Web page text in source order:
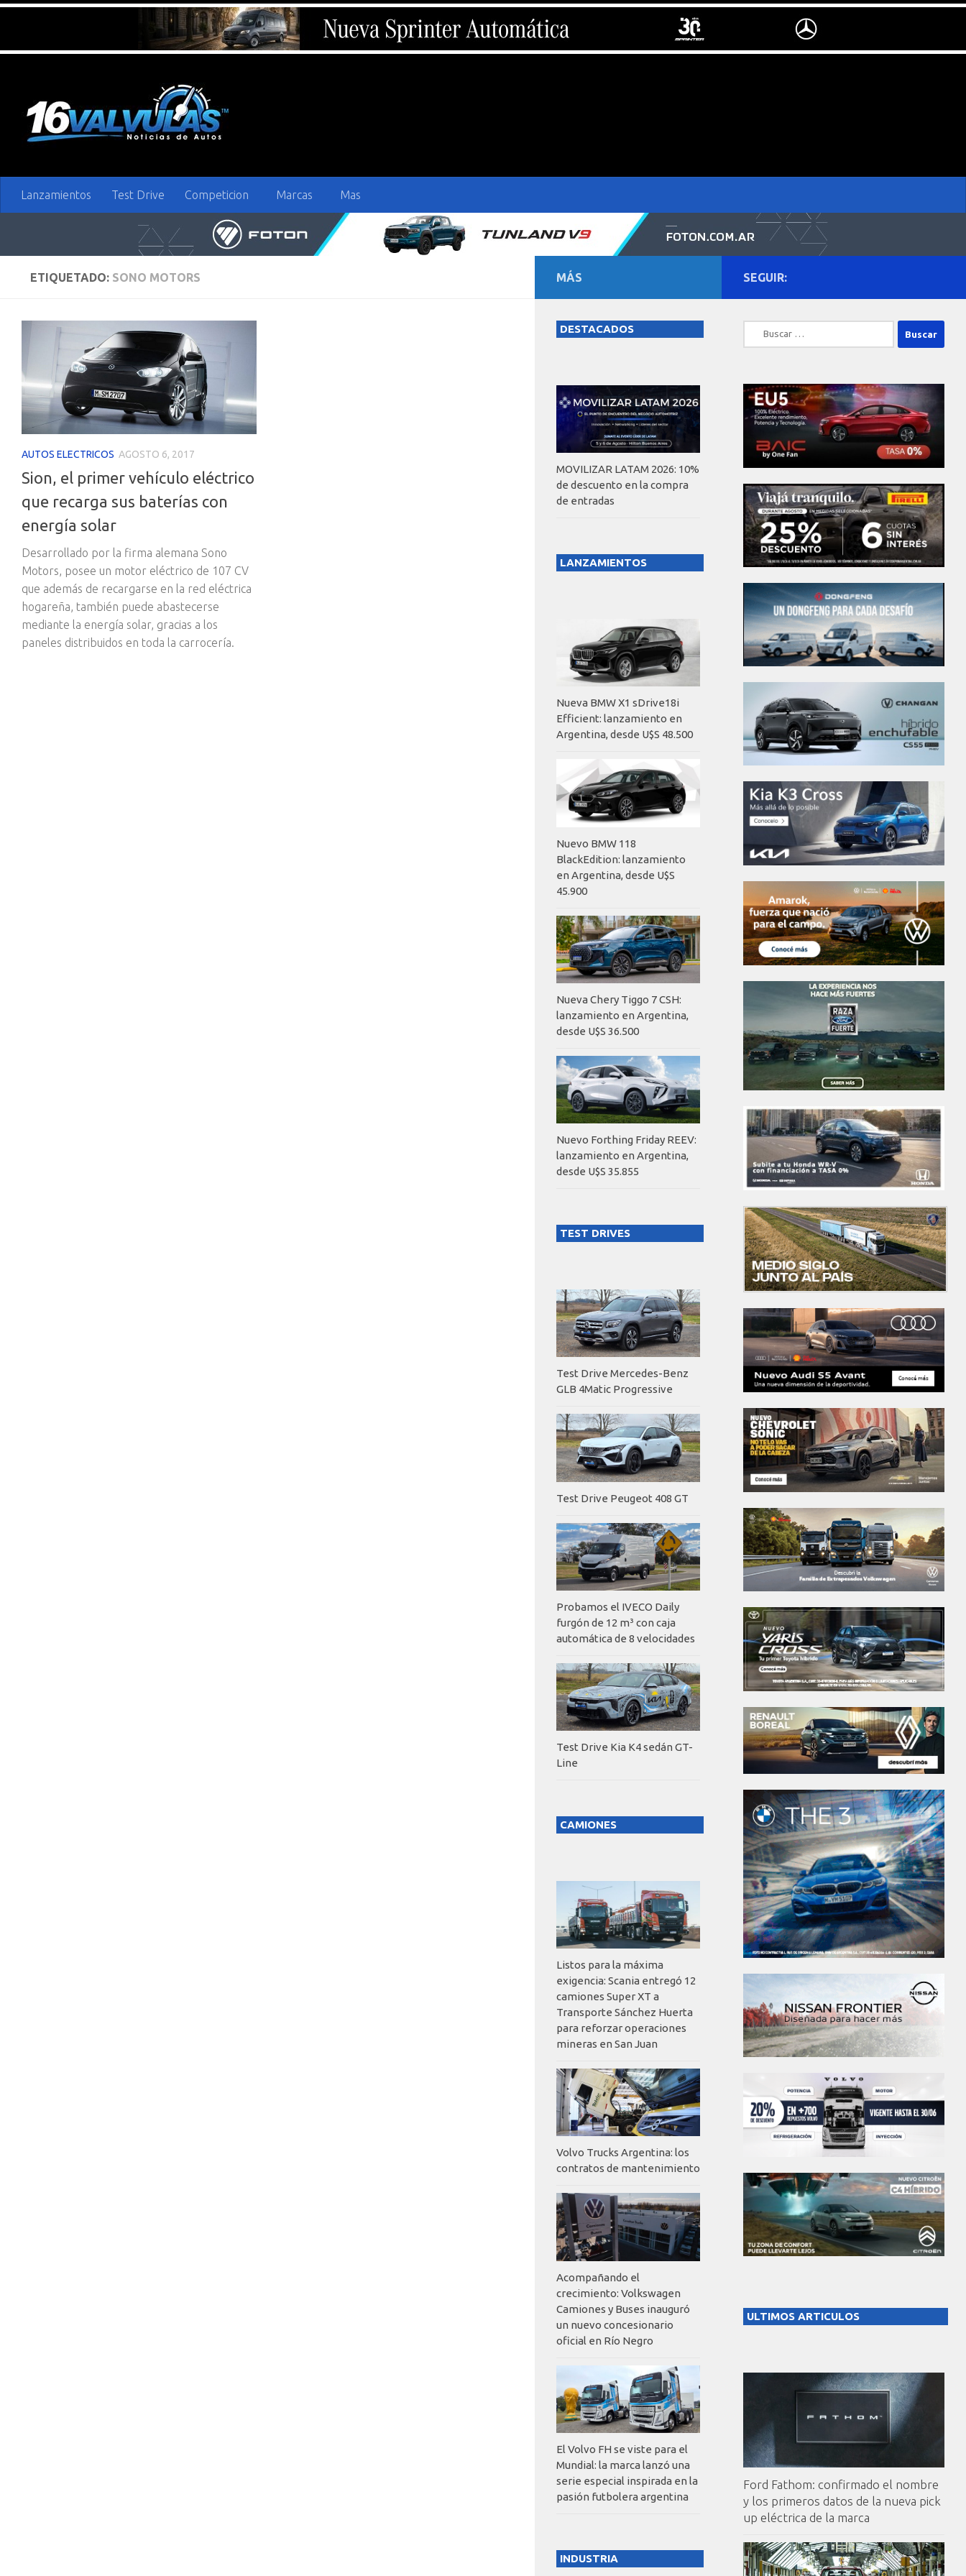
Lanzamientos Test Drive Competicion Marcas Mas
ETIQUETADO: SONO MOTORS
AUTOS ELECTRICOS AGOSTO 6, 2017
Sion, el primer vehículo eléctrico
que recarga sus baterías con
energía solar
Desarrollado por la firma alemana Sono
Motors, posee un motor eléctrico de 107 CV
que además de recargarse en la red eléctrica
hogareña, también puede abastecerse
mediante la energía solar, gracias a los
paneles distribuidos en toda la carrocería.
SEGUIR:
Buscar:
ULTIMOS ARTICULOS
Ford Fathom: confirmado el nombre
y los primeros datos de la nueva pick
up eléctrica de la marca
MÁS
DESTACADOS
MOVILIZAR LATAM 2026: 10%
de descuento en la compra
de entradas
LANZAMIENTOS
Nueva BMW X1 sDrive18i
Efficient: lanzamiento en
Argentina, desde U$S 48.500
Nuevo BMW 118
BlackEdition: lanzamiento
en Argentina, desde U$S
45.900
Nueva Chery Tiggo 7 CSH:
lanzamiento en Argentina,
desde U$S 36.500
Nuevo Forthing Friday REEV:
lanzamiento en Argentina,
desde U$S 35.855
TEST DRIVES
Test Drive Mercedes-Benz
GLB 4Matic Progressive
Test Drive Peugeot 408 GT
Probamos el IVECO Daily
furgón de 12 m³ con caja
automática de 8 velocidades
Test Drive Kia K4 sedán GT-
Line
CAMIONES
Listos para la máxima
exigencia: Scania entregó 12
camiones Super XT a
Transporte Sánchez Huerta
para reforzar operaciones
mineras en San Juan
Volvo Trucks Argentina: los
contratos de mantenimiento
Acompañando el
crecimiento: Volkswagen
Camiones y Buses inauguró
un nuevo concesionario
oficial en Río Negro
El Volvo FH se viste para el
Mundial: la marca lanzó una
serie especial inspirada en la
pasión futbolera argentina
INDUSTRIA